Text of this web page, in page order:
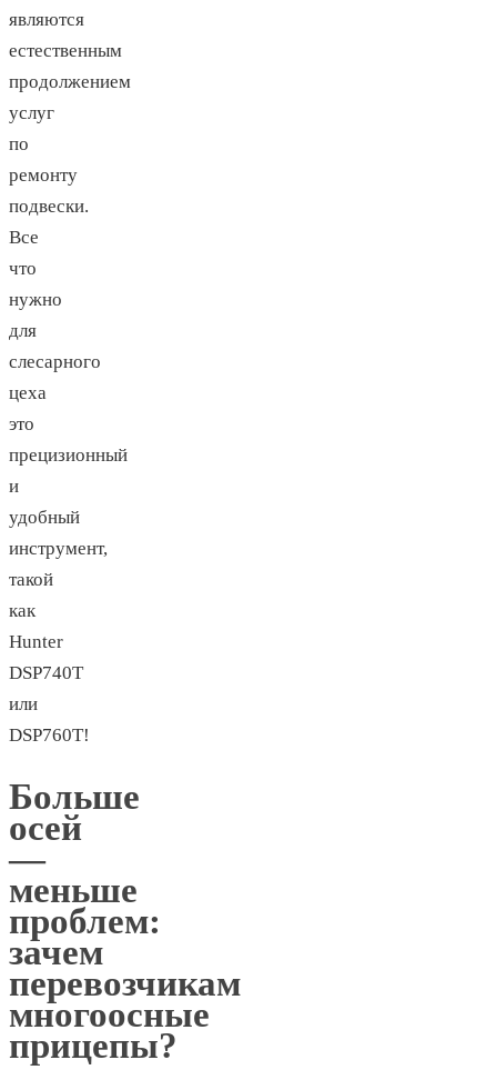
являются
естественным
продолжением
услуг
по
ремонту
подвески.
Все
что
нужно
для
слесарного
цеха
это
прецизионный
и
удобный
инструмент,
такой
как
Hunter
DSP740T
или
DSP760T!
Больше
осей
—
меньше
проблем:
зачем
перевозчикам
многоосные
прицепы?